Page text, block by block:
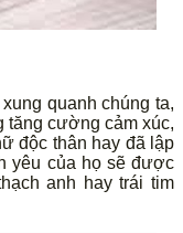
quanh chúng ta,
tăng cường cảm xúc,
độc thân hay đã lập
yêu của họ sẽ được
anh hay trái tim